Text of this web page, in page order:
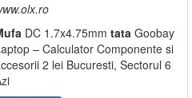
DC 1.7x4.75mm tata Goobay
– Calculator Componente si
2 lei Bucuresti, Sectorul 6